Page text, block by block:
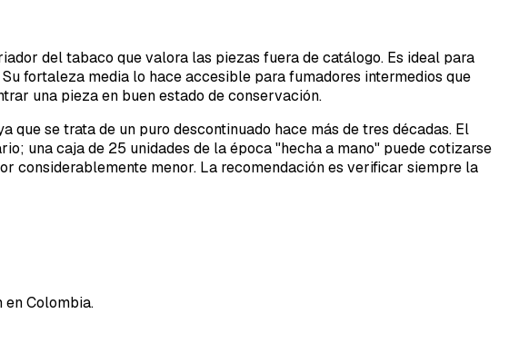
del tabaco que valora las piezas fuera de catálogo. Es ideal para
fortaleza media lo hace accesible para fumadores intermedios que
una pieza en buen estado de conservación.
se trata de un puro descontinuado hace más de tres décadas. El
una caja de 25 unidades de la época "hecha a mano" puede cotizarse
considerablemente menor. La recomendación es verificar siempre la
en Colombia.